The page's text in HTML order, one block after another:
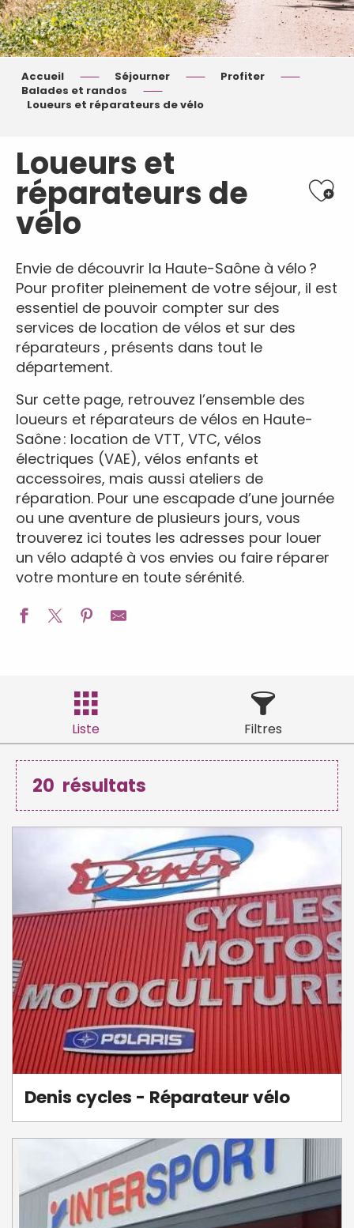
Accueil Séjourner
Profiter
Balades et randos
Loueurs et réparateurs de vélo
Loueurs et
réparateurs de
vélo
Envie de découvrir la Haute-Saône à vélo ?
Pour profiter pleinement de votre séjour, il est
essentiel de pouvoir compter sur des
services de location de vélos et sur des
réparateurs , présents dans tout le
département.
Sur cette page, retrouvez l’ensemble des
loueurs et réparateurs de vélos en Haute-
Saône : location de VTT, VTC, vélos
électriques (VAE), vélos enfants et
accessoires, mais aussi ateliers de
réparation. Pour une escapade d’une journée
ou une aventure de plusieurs jours, vous
trouverez ici toutes les adresses pour louer
un vélo adapté à vos envies ou faire réparer
votre monture en toute sérénité.
Liste Filtres
20 résultats
Denis cycles - Réparateur vélo